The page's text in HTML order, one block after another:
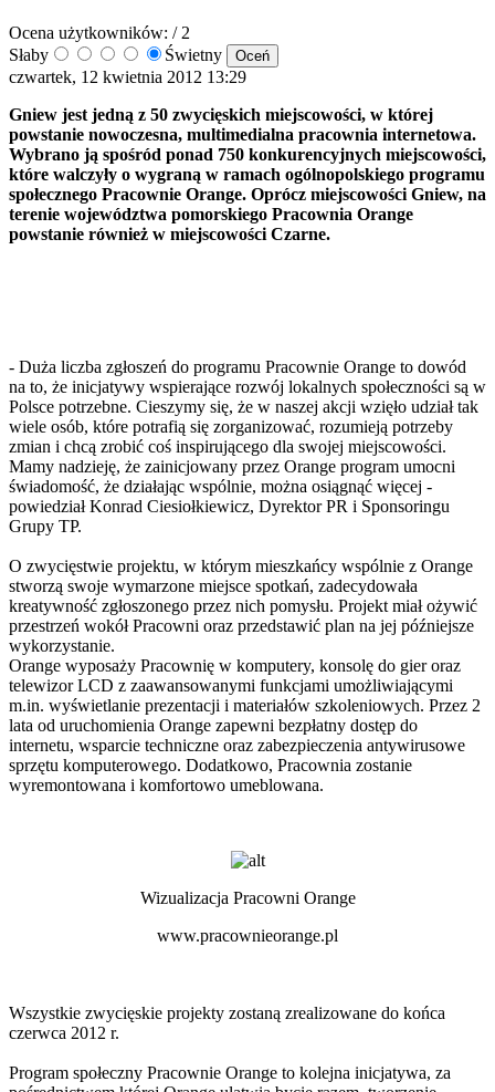
Ocena użytkowników: / 2
Słaby
Świetny
czwartek, 12 kwietnia 2012 13:29
Gniew jest jedną z 50 zwycięskich miejscowości, w której
powstanie nowoczesna, multimedialna pracownia internetowa.
Wybrano ją spośród ponad 750 konkurencyjnych miejscowości,
które walczyły o wygraną w ramach ogólnopolskiego programu
społecznego Pracownie Orange. Oprócz miejscowości Gniew, na
terenie województwa pomorskiego Pracownia Orange
powstanie również w miejscowości Czarne.
- Duża liczba zgłoszeń do programu Pracownie Orange to dowód
na to, że inicjatywy wspierające rozwój lokalnych społeczności są w
Polsce potrzebne. Cieszymy się, że w naszej akcji wzięło udział tak
wiele osób, które potrafią się zorganizować, rozumieją potrzeby
zmian i chcą zrobić coś inspirującego dla swojej miejscowości.
Mamy nadzieję, że zainicjowany przez Orange program umocni
świadomość, że działając wspólnie, można osiągnąć więcej -
powiedział Konrad Ciesiołkiewicz, Dyrektor PR i Sponsoringu
Grupy TP.
O zwycięstwie projektu, w którym mieszkańcy wspólnie z Orange
stworzą swoje wymarzone miejsce spotkań, zadecydowała
kreatywność zgłoszonego przez nich pomysłu. Projekt miał ożywić
przestrzeń wokół Pracowni oraz przedstawić plan na jej późniejsze
wykorzystanie.
Orange wyposaży Pracownię w komputery, konsolę do gier oraz
telewizor LCD z zaawansowanymi funkcjami umożliwiającymi
m.in. wyświetlanie prezentacji i materiałów szkoleniowych. Przez 2
lata od uruchomienia Orange zapewni bezpłatny dostęp do
internetu, wsparcie techniczne oraz zabezpieczenia antywirusowe
sprzętu komputerowego. Dodatkowo, Pracownia zostanie
wyremontowana i komfortowo umeblowana.
Wizualizacja Pracowni Orange
www.pracownieorange.pl
Wszystkie zwycięskie projekty zostaną zrealizowane do końca
czerwca 2012 r.
Program społeczny Pracownie Orange to kolejna inicjatywa, za